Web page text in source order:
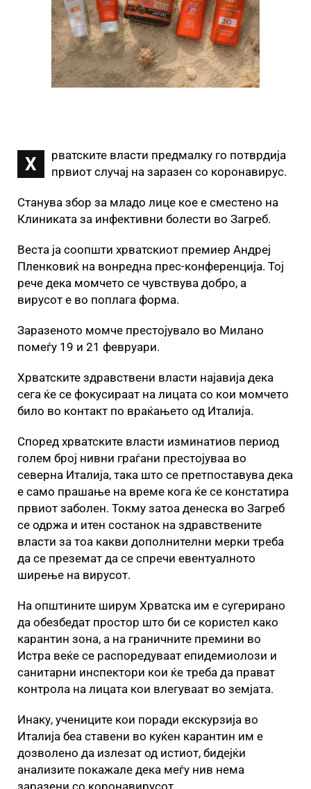
Х
рватските власти предмалку го потврдија
првиот случај на заразен со коронавирус.
Станува збор за младо лице кое е сместено на
Клиниката за инфективни болести во Загреб.
Веста ја соопшти хрватскиот премиер Андреј
Пленковиќ на вонредна прес-конференција. Тој
рече дека момчето се чувствува добро, а
вирусот е во поплага форма.
Заразеното момче престојувало во Милано
помеѓу 19 и 21 февруари.
Хрватските здравствени власти најавија дека
сега ќе се фокусираат на лицата со кои момчето
било во контакт по враќањето од Италија.
Според хрватските власти изминатиов период
голем број нивни граѓани престојуваа во
северна Италија, така што се претпоставува дека
е само прашање на време кога ќе се констатира
првиот заболен. Токму затоа денеска во Загреб
се одржа и итен состанок на здравствените
власти за тоа какви дополнителни мерки треба
да се преземат да се спречи евентуалното
ширење на вирусот.
На општините ширум Хрватска им е сугерирано
да обезбедат простор што би се користел како
карантин зона, а на граничните премини во
Истра веќе се распоредуваат епидемиолози и
санитарни инспектори кои ќе треба да прават
контрола на лицата кои влегуваат во земјата.
Инаку, учениците кои поради екскурзија во
Италија беа ставени во куќен карантин им е
дозволено да излезат од истиот, бидејќи
анализите покажале дека меѓу нив нема
заразени со коронавирусот.